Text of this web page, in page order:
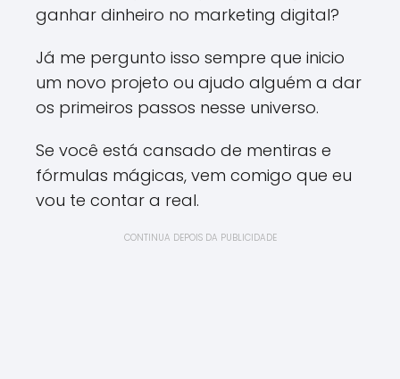
ganhar dinheiro no marketing digital?
Já me pergunto isso sempre que inicio
um novo projeto ou ajudo alguém a dar
os primeiros passos nesse universo.
Se você está cansado de mentiras e
fórmulas mágicas, vem comigo que eu
vou te contar a real.
CONTINUA DEPOIS DA PUBLICIDADE